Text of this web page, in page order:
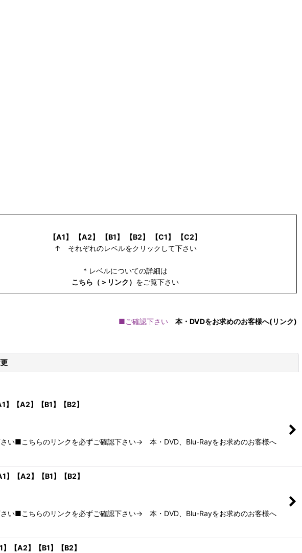
【A1】 【A2】 【B1】 【B2】 【C1】
【C2】
↑ それぞれのレベルをクリックして下さい
* レベルについての詳細は
こちら（＞リンク） をご覧下さい
■ご確認下さい 本・DVDをお求めのお客様へ(リンク)
【A2】【B1】【B2】
い■こちらのリンクを必ずご確認下さい→ 本・DVD、Blu-Rayをお求めのお客様へ
【A2】【B1】【B2】
い■こちらのリンクを必ずご確認下さい→ 本・DVD、Blu-Rayをお求めのお客様へ
【A2】【B1】【B2】